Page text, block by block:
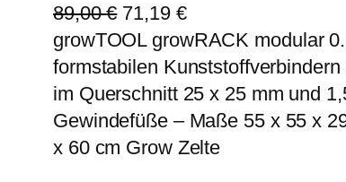
89,00€ U
r
s
p
r
ü
71,19 €A
k
t
u
e
l
growTOOL growRACK modular
formstabilen
im Querschnitt 25 x 25 mm und
Gewindefüße – Maße 55 x 55 x
x 60 cm Grow Zelte